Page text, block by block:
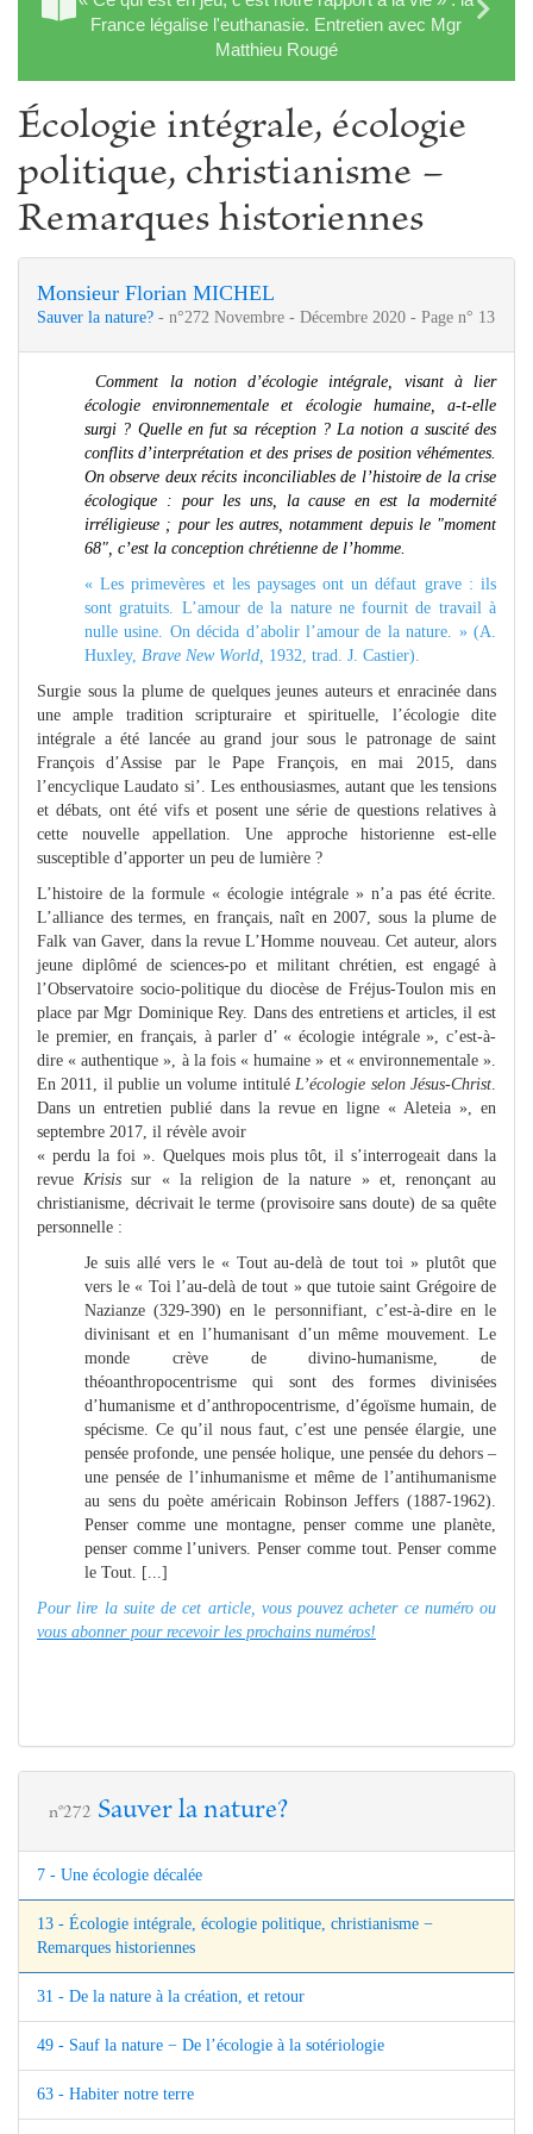
France légalise l'euthanasie. Entretien avec Mgr
Matthieu Rougé
Écologie intégrale, écologie
politique, christianisme −
Remarques historiennes
Monsieur Florian MICHEL
Sauver la nature? - n°272 Novembre - Décembre 2020 - Page n° 13
Comment la notion d’écologie intégrale, visant à lier
écologie environnementale et écologie humaine, a-t-elle
surgi ? Quelle en fut sa réception ? La notion a suscité des
conflits d’interprétation et des prises de position véhémentes.
On observe deux récits inconciliables de l’histoire de la crise
écologique : pour les uns, la cause en est la modernité
irréligieuse ; pour les autres, notamment depuis le "moment
68", c’est la conception chrétienne de l’homme.
« Les primevères et les paysages ont un défaut grave : ils
sont gratuits. L’amour de la nature ne fournit de travail à
nulle usine. On décida d’abolir l’amour de la nature. » (A.
Huxley, Brave New World, 1932, trad. J. Castier).
Surgie sous la plume de quelques jeunes auteurs et enracinée dans
une ample tradition scripturaire et spirituelle, l’écologie dite
intégrale a été lancée au grand jour sous le patronage de saint
François d’Assise par le Pape François, en mai 2015, dans
l’encyclique Laudato si’. Les enthousiasmes, autant que les tensions
et débats, ont été vifs et posent une série de questions relatives à
cette nouvelle appellation. Une approche historienne est-elle
susceptible d’apporter un peu de lumière ?
L’histoire de la formule « écologie intégrale » n’a pas été écrite.
L’alliance des termes, en français, naît en 2007, sous la plume de
Falk van Gaver, dans la revue L’Homme nouveau. Cet auteur, alors
jeune diplômé de sciences-po et militant chrétien, est engagé à
l’Observatoire socio-politique du diocèse de Fréjus-Toulon mis en
place par Mgr Dominique Rey. Dans des entretiens et articles, il est
le premier, en français, à parler d’ « écologie intégrale », c’est-à-
dire « authentique », à la fois « humaine » et « environnementale ».
En 2011, il publie un volume intitulé L’écologie selon Jésus-Christ
Dans un entretien publié dans la revue en ligne « Aleteia », en
septembre 2017, il révèle avoir
« perdu la foi ». Quelques mois plus tôt, il s’interrogeait dans la
revue Krisissur « la religion de la nature » et, renonçant au
christianisme, décrivait le terme (provisoire sans doute) de sa quête
personnelle :
Je suis allé vers le « Tout au-delà de tout toi » plutôt que
vers le « Toi l’au-delà de tout » que tutoie saint Grégoire de
Nazianze (329-390) en le personnifiant, c’est-à-dire en le
divinisant et en l’humanisant d’un même mouvement. Le
monde crève de divino-humanisme, de
théoanthropocentrisme qui sont des formes divinisées
d’humanisme et d’anthropocentrisme, d’égoïsme humain, de
spécisme. Ce qu’il nous faut, c’est une pensée élargie, une
pensée profonde, une pensée holique, une pensée du dehors –
une pensée de l’inhumanisme et même de l’antihumanisme
au sens du poète américain Robinson Jeffers (1887-1962).
Penser comme une montagne, penser comme une planète,
penser comme l’univers. Penser comme tout. Penser comme
le Tout. [...]
Pour lire la suite de cet article, vous pouvez acheter ce numéro ou
vous abonner pour recevoir les prochains numéros!
n°272 Sauver la nature?
7 - Une écologie décalée
13 - Écologie intégrale, écologie politique, christianisme −
Remarques historiennes
31 - De la nature à la création, et retour
49 - Sauf la nature − De l’écologie à la sotériologie
63 - Habiter notre terre